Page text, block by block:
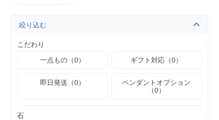
絞り込む
こだわり
一点もの（0）
ギフト対応（0）
即日発送（0）
ペンダントオプション
（0）
石